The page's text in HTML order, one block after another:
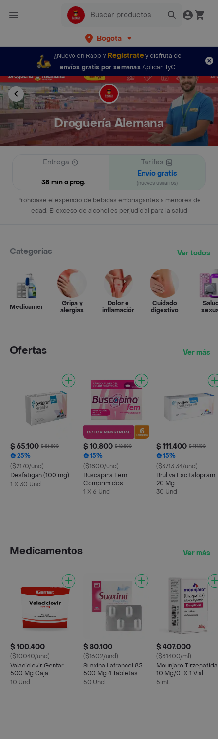
Bogotá
¿Nuevo en Rappi? Regístratey disfruta de
envíos gratis por semanas Aplican TyC
Droguería Alemana
Entrega
38 min o prog.
Tarifas
Envío gratis
(nuevos usuarios)
Prohíbase el expendio de bebidas embriagantes a menores de
edad. El exceso de alcohol es perjudicial para la salud
Categorías Ver todos
Medicamentos
Gripa y
alergias
Dolor e
inflamación
Cuidado
digestivo
Ofertas Ver más
$ 65.100 $ 86.800
25%
($2170/und)
Desfatigan (100 mg)
1 X 30 Und
$ 10.800 $ 12.800
15%
($1800/und)
Buscapina Fem
Comprimidos
Recubiertos
1 X 6 Und
$ 111.400 $ 131.100
15%
($3713.34/und)
Bruliva Escitalopram
20 Mg
30 Und
Medicamentos Ver más
$ 100.400
($10040/und)
Valaciclovir Genfar
500 Mg Caja
10 Und
$ 80.100
($1602/und)
Suaxina Lafrancol 85
500 Mg 4 Tabletas
50 Und
$ 407.000
($81400/ml)
Mounjaro Tirzepatida
10 Mg/0. X 1 Vial
5 mL